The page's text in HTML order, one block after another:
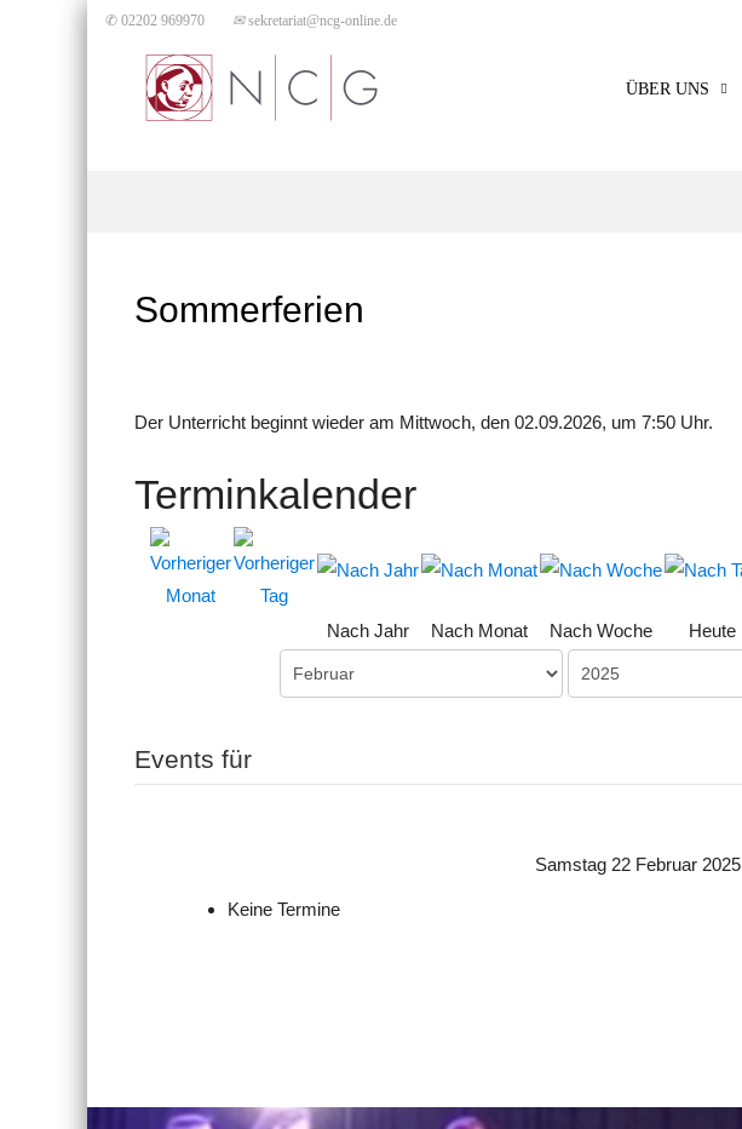
✆ 02202 969970 ✉sekretariat@ncg-online.de
ÜBER UNS
Sommerferien
Der Unterricht beginnt wieder am Mittwoch, den 02.09.2026, um 7:50 Uhr.
Terminkalender
Nach Jahr Nach Monat Nach Woche Heute
Events für
Samstag 22 Februar 2025
Keine Termine